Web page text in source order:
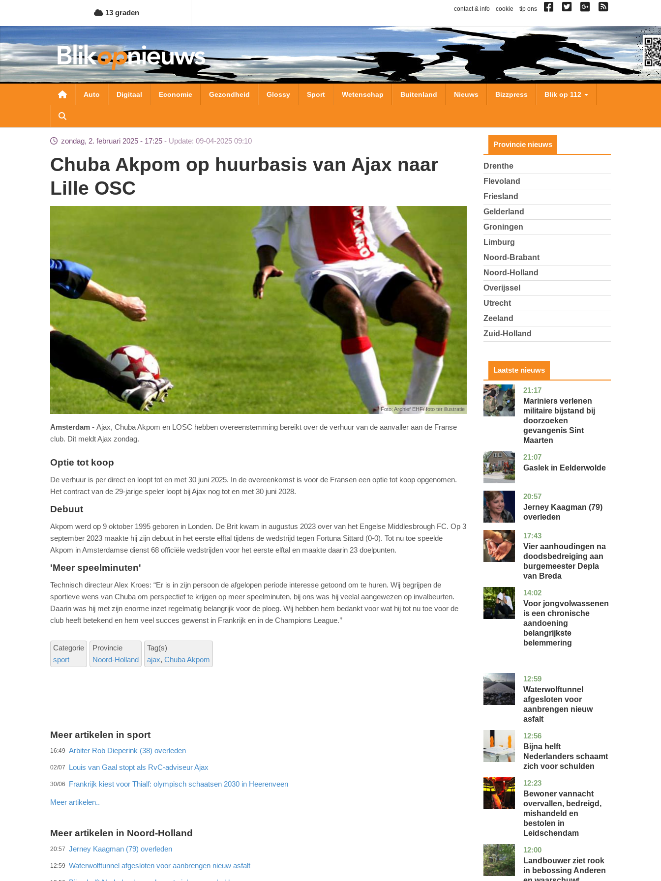
naar
de
inhoud
gaan
13 graden contact & info cookie tip ons
Hoofdnavigatie
Auto Digitaal Economie Gezondheid Glossy Sport Wetenschap Buitenland Nieuws Bizzpress Blik op 112
zondag, 2. februari 2025 - 17:25 Update: 09-04-2025 09:10
Chuba Akpom op huurbasis van Ajax naar
Lille OSC
Foto: Archief EHF/ foto ter illustratie
Amsterdam
Ajax, Chuba Akpom en LOSC hebben overeenstemming bereikt over de verhuur van de aanvaller aan de Franse
club. Dit meldt Ajax zondag.
Optie tot koop
De verhuur is per direct en loopt tot en met 30 juni 2025. In de overeenkomst is voor de Fransen een optie tot koop opgenomen.
Het contract van de 29-jarige speler loopt bij Ajax nog tot en met 30 juni 2028.
Debuut
Akpom werd op 9 oktober 1995 geboren in Londen. De Brit kwam in augustus 2023 over van het Engelse Middlesbrough FC. Op 3
september 2023 maakte hij zijn debuut in het eerste elftal tijdens de wedstrijd tegen Fortuna Sittard (0-0). Tot nu toe speelde
Akpom in Amsterdamse dienst 68 officiële wedstrijden voor het eerste elftal en maakte daarin 23 doelpunten.
'Meer speelminuten'
Technisch directeur Alex Kroes: “Er is in zijn persoon de afgelopen periode interesse getoond om te huren. Wij begrijpen de
sportieve wens van Chuba om perspectief te krijgen op meer speelminuten, bij ons was hij veelal aangewezen op invalbeurten.
Daarin was hij met zijn enorme inzet regelmatig belangrijk voor de ploeg. Wij hebben hem bedankt voor wat hij tot nu toe voor de
club heeft betekend en hem veel succes gewenst in Frankrijk en in de Champions League.’’
Categorie
sport
Provincie
Noord-Holland
Tag(s)
ajax Chuba Akpom
Meer artikelen in sport
16:49 Arbiter Rob Dieperink (38) overleden
02/07 Louis van Gaal stopt als RvC-adviseur Ajax
30/06 Frankrijk kiest voor Thialf: olympisch schaatsen 2030 in Heerenveen
Meer artikelen..
Meer artikelen in Noord-Holland
20:57 Jerney Kaagman (79) overleden
12:59 Waterwolftunnel afgesloten voor aanbrengen nieuw asfalt
Provincie nieuws
Drenthe
Flevoland
Friesland
Gelderland
Groningen
Limburg
Noord-Brabant
Noord-Holland
Overijssel
Utrecht
Zeeland
Zuid-Holland
Laatste nieuws
21:17
buitenland
Mariniers verlenen
militaire bijstand bij
doorzoeken
gevangenis Sint
Maarten
21:07
drenthe
nieuws
Gaslek in Eelderwolde
20:57
noord-
glossy
Jerney Kaagman (79)
overleden
17:43
noord-
brabant
nieuws
Vier aanhoudingen na
doodsbedreiging aan
burgemeester Depla
van Breda
14:02
utrecht
gezondheid
Voor jongvolwassenen
is een chronische
aandoening
belangrijkste
belemmering
12:59
noord-
holland
nieuws
Waterwolftunnel
afgesloten voor
aanbrengen nieuw
asfalt
12:56
noord-
holland
economie
Bijna helft
Nederlanders schaamt
zich voor schulden
12:23
zuid-
holland
nieuws
Bewoner vannacht
overvallen, bedreigd,
mishandeld en
bestolen in
Leidschendam
12:00
drenthe
nieuws
Landbouwer ziet rook
in bebossing Anderen